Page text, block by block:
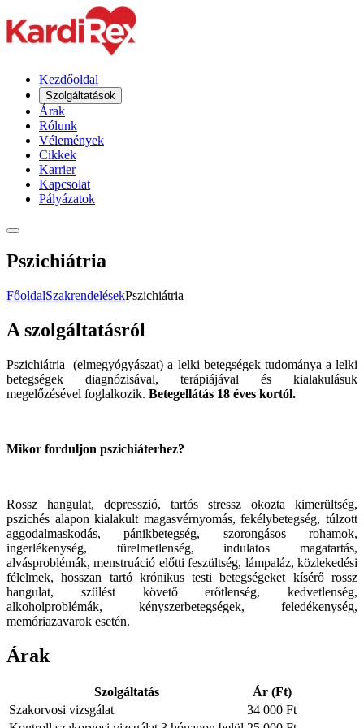
Kezdőoldal
Szolgáltatások
Árak
Rólunk
Vélemények
Cikkek
Karrier
Kapcsolat
Pályázatok
Pszichiátria
FőoldalSzakrendelésekPszichiátria
A szolgáltatásról
Pszichiátria (elmegyógyászat) a lelki betegségek tudománya a lelki
betegségek diagnózisával, terápiájával és kialakulásuk
megelőzésével foglalkozik. Betegellátás 18 éves kortól.
Mikor forduljon pszichiáterhez?
Rossz hangulat, depresszió, tartós stressz okozta kimerültség,
pszichés alapon kialakult magasvérnyomás, fekélybetegség, túlzott
aggodalmaskodás, pánikbetegség, szorongásos rohamok,
ingerlékenység, türelmetlenség, indulatos magatartás,
alvásproblémák, menstruáció előtti feszültség, lámpaláz, közlekedési
félelmek, hosszan tartó krónikus testi betegségeket kísérő rossz
hangulat, szülést követő erőtlenség, kedvetlenség,
alkoholproblémák, kényszerbetegségek, feledékenység,
memóriazavarok esetén.
Árak
Szolgáltatás
Ár (Ft)
Szakorvosi vizsgálat
34 000 Ft